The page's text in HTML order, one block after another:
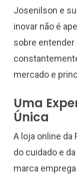
Josenilson e
inovar não é
sobre entender
mercado e
Uma
Única
A loja online da
do cuidado e
marca